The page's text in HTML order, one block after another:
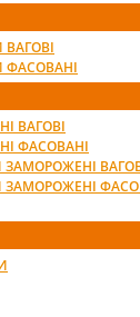
ФАСОВАНІ
ВАГОВІ
ФАСОВАНІ